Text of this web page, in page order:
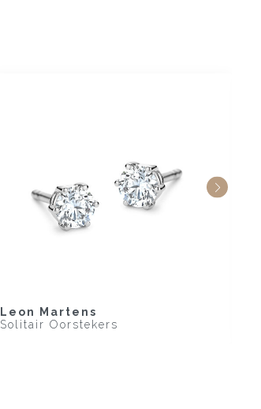
Leon Martens
Solitair Oorstekers